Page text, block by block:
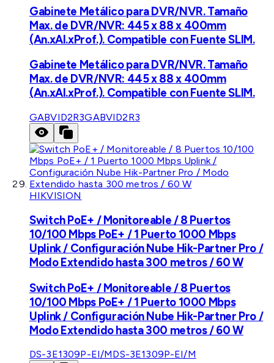
Gabinete Metálico para DVR/NVR. Tamaño
Max. de DVR/NVR: 445 x 88 x 400mm
(An.xAl.xProf.). Compatible con Fuente SLIM.
Gabinete Metálico para DVR/NVR. Tamaño
Max. de DVR/NVR: 445 x 88 x 400mm
(An.xAl.xProf.). Compatible con Fuente SLIM.
GABVID2R3GABVID2R3
HIKVISION
Switch PoE+ / Monitoreable / 8 Puertos
10/100 Mbps PoE+ / 1 Puerto 1000 Mbps
Uplink / Configuración Nube Hik-Partner Pro /
Modo Extendido hasta 300 metros / 60 W
Switch PoE+ / Monitoreable / 8 Puertos
10/100 Mbps PoE+ / 1 Puerto 1000 Mbps
Uplink / Configuración Nube Hik-Partner Pro /
Modo Extendido hasta 300 metros / 60 W
DS-3E1309P-EI/MDS-3E1309P-EI/M